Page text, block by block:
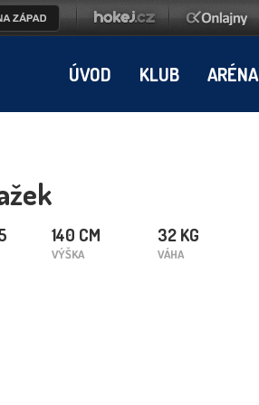
ÚVOD KLUB ARÉNA
140 CM
VÝŠKA
32 KG
VÁHA